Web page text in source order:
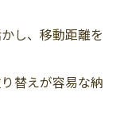
し、移動距離を
替えが容易な納